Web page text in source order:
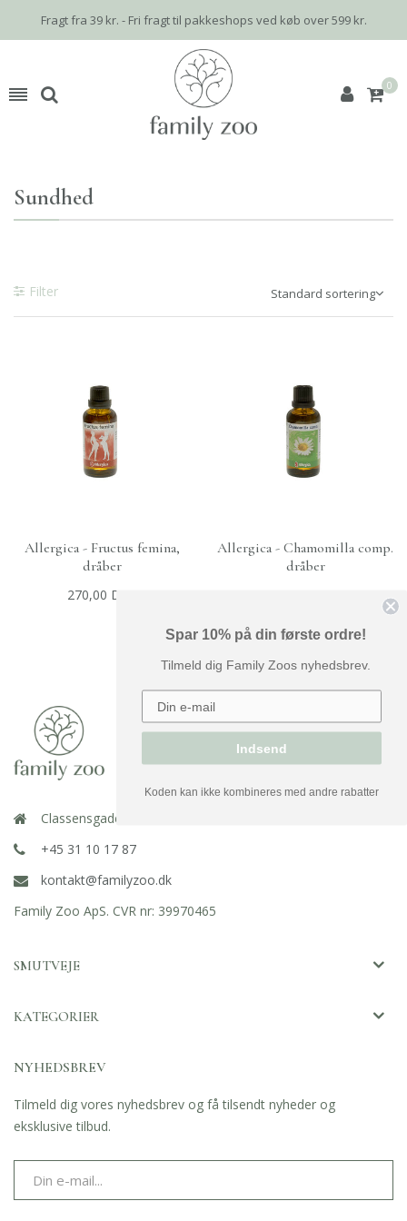
Fragt fra 39 kr. - Fri fragt til pakkeshops ved køb over 599 kr.
0
Sundhed
Filter
+TILFØJ TIL KURV
Allergica - Fructus femina,
dråber
270,00 DKK
+ TILFØJ TIL KURV
Allergica - Chamomilla comp.
dråber
Classensgade 11E, 2100 København Ø
+45 31 10 17 87
kontakt@familyzoo.dk
Family Zoo ApS. CVR nr: 39970465
SMUTVEJE
KATEGORIER
NYHEDSBREV
Tilmeld dig vores nyhedsbrev og få tilsendt nyheder og
eksklusive tilbud.
Spar 10% på din første ordre!
Tilmeld dig Family Zoos nyhedsbrev.
Indsend
Koden kan ikke kombineres med andre rabatter